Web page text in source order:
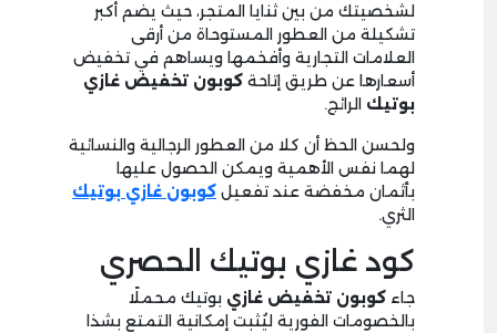
لشخصيتك من بين ثنايا المتجر، حيث يضم أكبر
تشكيلة من العطور المستوحاة من أرقى
العلامات التجارية وأفخمها ويساهم في تخفيض
أسعارها عن طريق إتاحة كوبون تخفيض غازي
بوتيك الرائج.
ولحسن الحظ أن كلا من العطور الرجالية والنسائية
لهما نفس الأهمية ويمكن الحصول عليها
بأثمان مخفضة عند تفعيل كوبون غازي بوتيك
الثري.
كود غازي بوتيك الحصري
جاء كوبون تخفيض غازي بوتيك محملًا
بالخصومات الفورية ليُثبت إمكانية التمتع بشذا